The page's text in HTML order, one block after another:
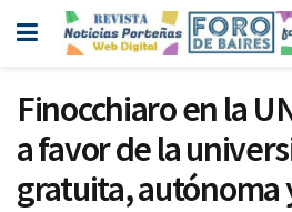
Finocchiaro en la
a favor de la
gratuita, autónoma